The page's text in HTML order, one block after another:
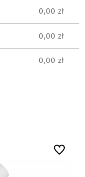
0,00 zł
0,00 zł
0,00 zł
Do
Do